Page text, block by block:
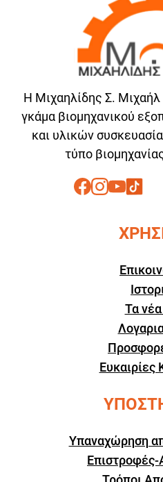
Η Μιχαηλίδης Σ. Μιχαήλ
γκάμα βιομηχανικού
και υλικών
τύπο
Τα
Ευκαιρίες
Υπαναχώρηση